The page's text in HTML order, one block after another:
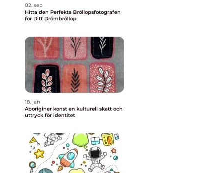
02. sep
Hitta den Perfekta Bröllopsfotografen
för Ditt Drömbröllop
18. jan
Aboriginer konst en kulturell skatt och
uttryck för identitet